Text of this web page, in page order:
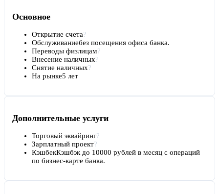
Основное
Открытие счета?
Обслуживаниебез посещения офиса банка.
Переводы физлицам?
Внесение наличных?
Снятие наличных?
На рынке5 лет
Дополнительные услуги
Торговый эквайринг?
Зарплатный проект?
КэшбекКэшбэк до 10000 рублей в месяц с операций
по бизнес-карте банка.